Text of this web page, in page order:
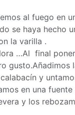
al fuego en
se haya hecho
la varilla .
…Al final
gusto.Añadimos
y
en una fuente
y los